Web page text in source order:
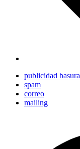
publicidad basura
spam
correo
mailing